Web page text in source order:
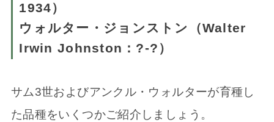
1934）
ウォルター・ジョンストン（Walter
Irwin Johnston：?-?）
サム3世およびアンクル・ウォルターが育種し
た品種をいくつかご紹介しましょう。